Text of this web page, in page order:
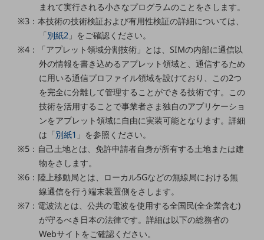
ニュースリリース
地域からの発表
重要なお知らせ
社外からの評価実績
サステナビリティ
サステナビリティTOP
NTTドコモビジネスグループのサステナビリティ
サステナビリティ基本方針
サステナビリティレポート
ダイバーシティ
経営情報TOP
まれて実行される小さなプログラムのことをさします。
※3：本技術の技術検証および有用性検証の詳細については、
「別紙2 」をご確認ください。
※4：「アプレット領域分割技術」とは、SIMの内部に通信以
外の情報を書き込めるアプレット領域と、通信するため
に用いる通信プロファイル領域を設けており、この2つ
を完全に分離して管理することができる技術です。この
技術を活用することで事業者さま独自のアプリケーショ
ンをアプレット領域に自由に実装可能となります。詳細
は「別紙1 」を参照ください。
※5：自己土地とは、免許申請者自身が所有する土地または建
物をさします。
※6：陸上移動局とは、ローカル5Gなどの無線局における無
線通信を行う端末装置側をさします。
※7：電波法とは、公共の電波を使用する全国民(全企業含む)
が守るべき日本の法律です。詳細は以下の総務省の
Webサイトをご確認ください。